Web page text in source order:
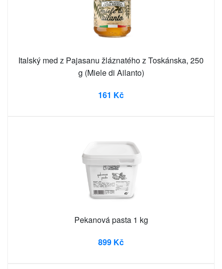
Italský med z Pajasanu žláznatého z Toskánska, 250
g (Miele di Ailanto)
161 Kč
Pekanová pasta 1 kg
899 Kč